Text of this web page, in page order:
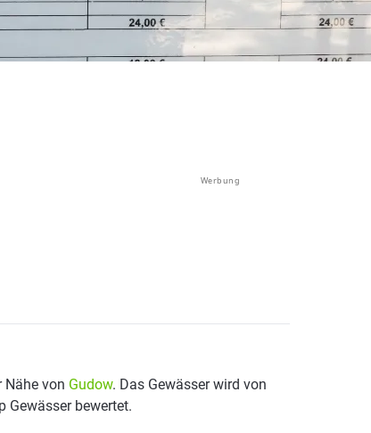
Werbung
Nähe von Gudow. Das Gewässer wird von
Gewässer bewertet.